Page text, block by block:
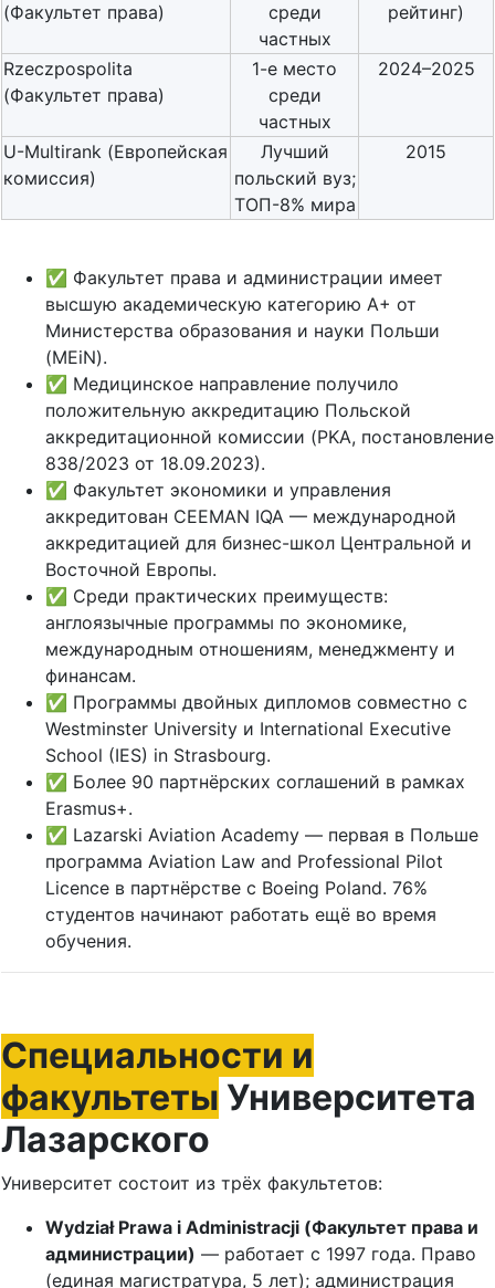
(Факультет права)
среди
частных
рейтинг)
Rzeczpospolita
(Факультет права)
1-е место
среди
частных
2024–2025
U-Multirank (Европейская
комиссия)
Лучший
польский вуз;
ТОП-8% мира
2015
✅ Факультет права и администрации имеет
высшую академическую категорию A+ от
Министерства образования и науки Польши
(MEiN).
✅ Медицинское направление получило
положительную аккредитацию Польской
аккредитационной комиссии (PKA, постановление
838/2023 от 18.09.2023).
✅ Факультет экономики и управления
аккредитован CEEMAN IQA — международной
аккредитацией для бизнес-школ Центральной и
Восточной Европы.
✅ Среди практических преимуществ:
англоязычные программы по экономике,
международным отношениям, менеджменту и
финансам.
✅ Программы двойных дипломов совместно с
Westminster University и International Executive
School (IES) in Strasbourg.
✅ Более 90 партнёрских соглашений в рамках
Erasmus+.
✅ Lazarski Aviation Academy — первая в Польше
программа Aviation Law and Professional Pilot
Licence в партнёрстве с Boeing Poland. 76%
студентов начинают работать ещё во время
обучения.
Специальности и
факультеты Университета
Лазарского
Университет состоит из трёх факультетов:
Wydział Prawa i Administracji (Факультет права и
администрации) — работает с 1997 года. Право
(единая магистратура, 5 лет); администрация